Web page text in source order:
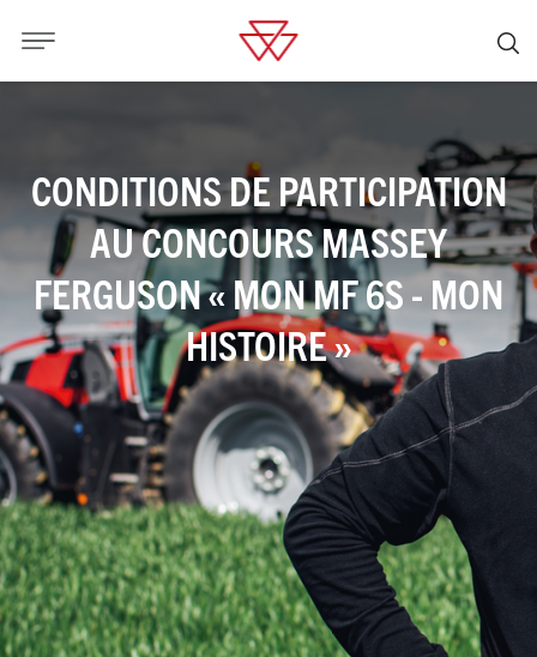
CONDITIONS DE PARTICIPATION
AU CONCOURS MASSEY
FERGUSON « MON MF 6S - MON
HISTOIRE »